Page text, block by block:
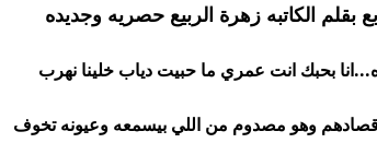
بقلم الكاتبه زهرة الربيع حصريه وجديده
بحبك انت عمري ما حبيت دياب خلينا نهرب
قصادهم وهو مصدوم من اللي بيسمعه وعيونه تخوف